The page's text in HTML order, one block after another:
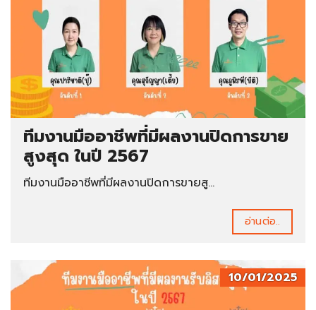
ทีมงานมืออาชีพที่มีผลงานปิดการขาย
สูงสุด ในปี 2567
ทีมงานมืออาชีพที่มีผลงานปิดการขายสู...
อ่านต่อ..
10/01/2025